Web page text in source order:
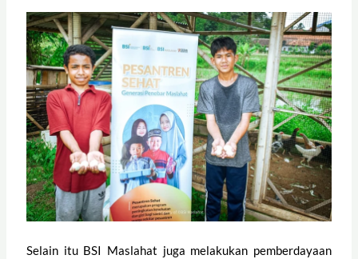
Selain itu BSI Maslahat juga melakukan pemberdayaan